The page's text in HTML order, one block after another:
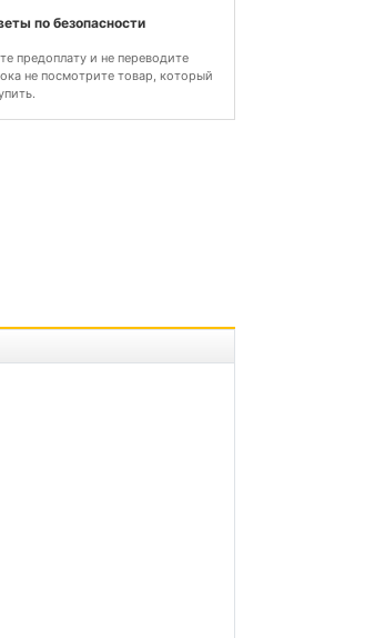
по безопасности
предоплату и не переводите
не посмотрите товар, который